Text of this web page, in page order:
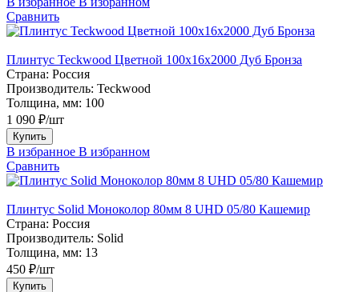
Сравнить
Плинтус Teckwood Цветной 100x16х2000 Дуб Бронза
Страна: Россия
Производитель: Teckwood
Толщина, мм: 100
1 090 ₽/шт
Купить
В избранное В избранном
Сравнить
Плинтус Solid Моноколор 80мм 8 UHD 05/80 Кашемир
Страна: Россия
Производитель: Solid
Толщина, мм: 13
450 ₽/шт
Купить